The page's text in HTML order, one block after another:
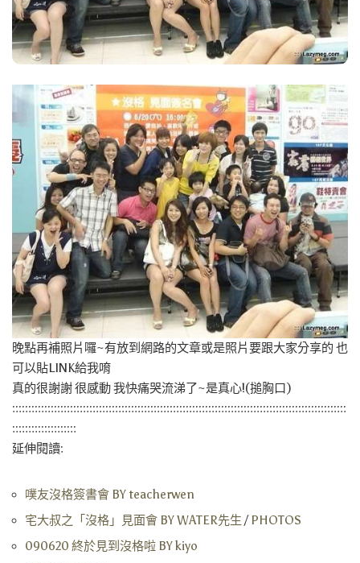
晚點再補照片囉~有放到網路的文章或是照片要跟大家分享的 也
可以貼LINK給我唷
真的很謝謝 很感動 我快痛哭流涕了~是真心!(搥胸口)
::::::::::::::::::::::::::::::::::::::::::::::::::::::::::::::::::::::::::::::::::::::::::::::::::::::::
::::::::::::::::::::
延伸閱讀:
噗友沒格簽書會 BY teacherwen
宅大叔之「沒格」見面會 BY WATER先生 /PHOTOS
090620 終於見到沒格啦 BY kiyo